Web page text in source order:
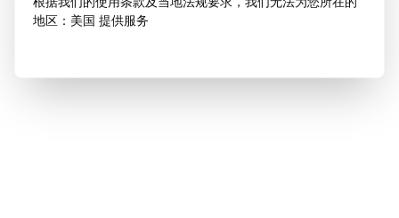
地区：美国 提供服务